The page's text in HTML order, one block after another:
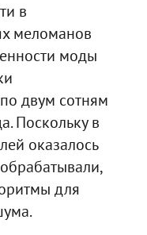
в
меломанов
моды
двум сотням
Поскольку в
оказалось
для